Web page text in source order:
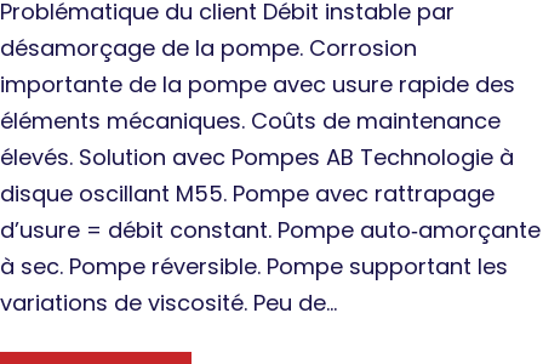
Problématique du client Débit instable par
désamorçage de la pompe. Corrosion
importante de la pompe avec usure rapide des
éléments mécaniques. Coûts de maintenance
élevés. Solution avec Pompes AB Technologie à
disque oscillant M55. Pompe avec rattrapage
d’usure = débit constant. Pompe auto‐amorçante
à sec. Pompe réversible. Pompe supportant les
variations de viscosité. Peu de…